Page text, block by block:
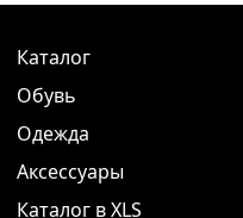
Каталог
Обувь
Одежда
Аксессуары
Каталог в XLS